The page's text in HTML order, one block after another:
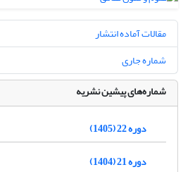
مقالات آماده انتشار
شماره جاری
شماره‌های پیشین نشریه
دوره 22 (1405)
دوره 21 (1404)